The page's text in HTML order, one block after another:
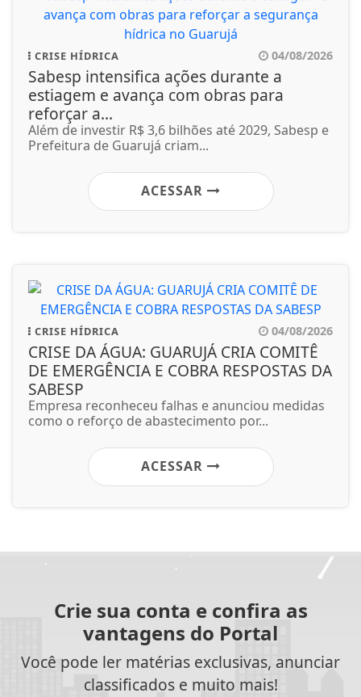
CRISE HÍDRICA 04/08/2026
Sabesp intensifica ações durante a
estiagem e avança com obras para
reforçar a...
Além de investir R$ 3,6 bilhões até 2029, Sabesp e
Prefeitura de Guarujá criam...
ACESSAR
CRISE HÍDRICA 04/08/2026
CRISE DA ÁGUA: GUARUJÁ CRIA COMITÊ
DE EMERGÊNCIA E COBRA RESPOSTAS DA
SABESP
Empresa reconheceu falhas e anunciou medidas
como o reforço de abastecimento por...
ACESSAR
Crie sua conta e confira as
vantagens do Portal
Você pode ler matérias exclusivas, anunciar
classificados e muito mais!